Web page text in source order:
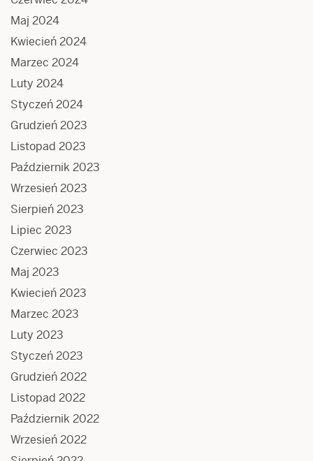
Maj 2024
Kwiecień 2024
Marzec 2024
Luty 2024
Styczeń 2024
Grudzień 2023
Listopad 2023
Październik 2023
Wrzesień 2023
Sierpień 2023
Lipiec 2023
Czerwiec 2023
Maj 2023
Kwiecień 2023
Marzec 2023
Luty 2023
Styczeń 2023
Grudzień 2022
Listopad 2022
Październik 2022
Wrzesień 2022